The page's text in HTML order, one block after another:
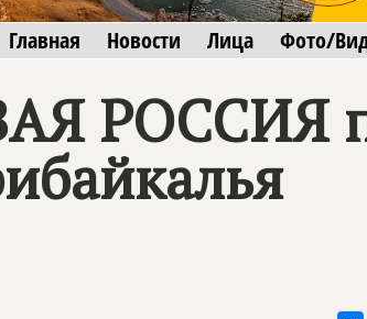
Главная Новости Лица Фото/
РОССИЯ